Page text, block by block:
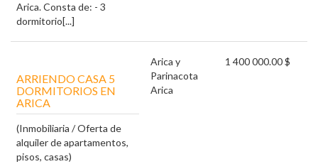
Arica. Consta de: - 3
dormitorio[...]
ARRIENDO CASA 5
DORMITORIOS EN
ARICA
(Inmobiliaria / Oferta de
alquiler de apartamentos,
pisos, casas)
Arica y
Parinacota
Arica
1 400 000.00 $